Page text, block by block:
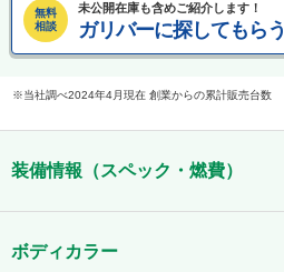
無料
相談
未公開在庫も含めご紹介します！
ガリバーに探してもらう
当社調べ2024年4月現在 創業からの累計販売台数
装備情報（スペック・燃費）
ボディカラー